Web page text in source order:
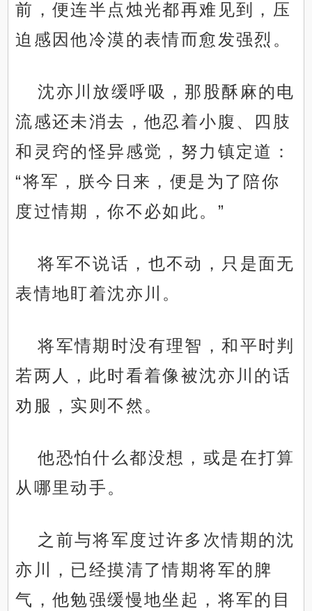
前，便连半点烛光都再难见到，压
迫感因他冷漠的表情而愈发强烈。
沈亦川放缓呼吸，那股酥麻的电
流感还未消去，他忍着小腹、四肢
和灵窍的怪异感觉，努力镇定道：
“将军，朕今日来，便是为了陪你
度过情期，你不必如此。”
将军不说话，也不动，只是面无
表情地盯着沈亦川。
将军情期时没有理智，和平时判
若两人，此时看着像被沈亦川的话
劝服，实则不然。
他恐怕什么都没想，或是在打算
从哪里动手。
之前与将军度过许多次情期的沈
亦川，已经摸清了情期将军的脾
气，他勉强缓慢地坐起，将军的目